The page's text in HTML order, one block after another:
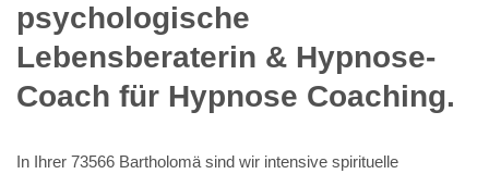
psychologische
Lebensberaterin & Hypnose-
Coach für Hypnose Coaching.
In Ihrer 73566 Bartholomä sind wir intensive spirituelle